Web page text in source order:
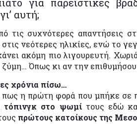
αυτή;
τις συχνότερες απαντήσεις
νεότερες ηλικίες, ενώ το
ακόμη πιο λιγουρευτή.
Όπως κι αν την
χρόνια πίσω…
πως η πρώτη φορά που μπήκε σε
τόπινγκ στο ψωμίτους εδώ
πρώτους κατοίκους της